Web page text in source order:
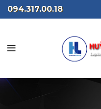
094.317.00.18